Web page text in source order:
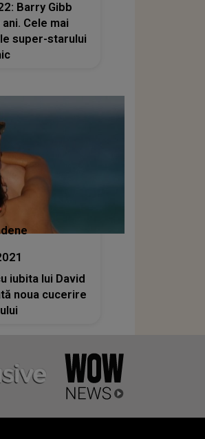
Barry Gibb
Cele mai
super-starului
iubita lui David
noua cucerire